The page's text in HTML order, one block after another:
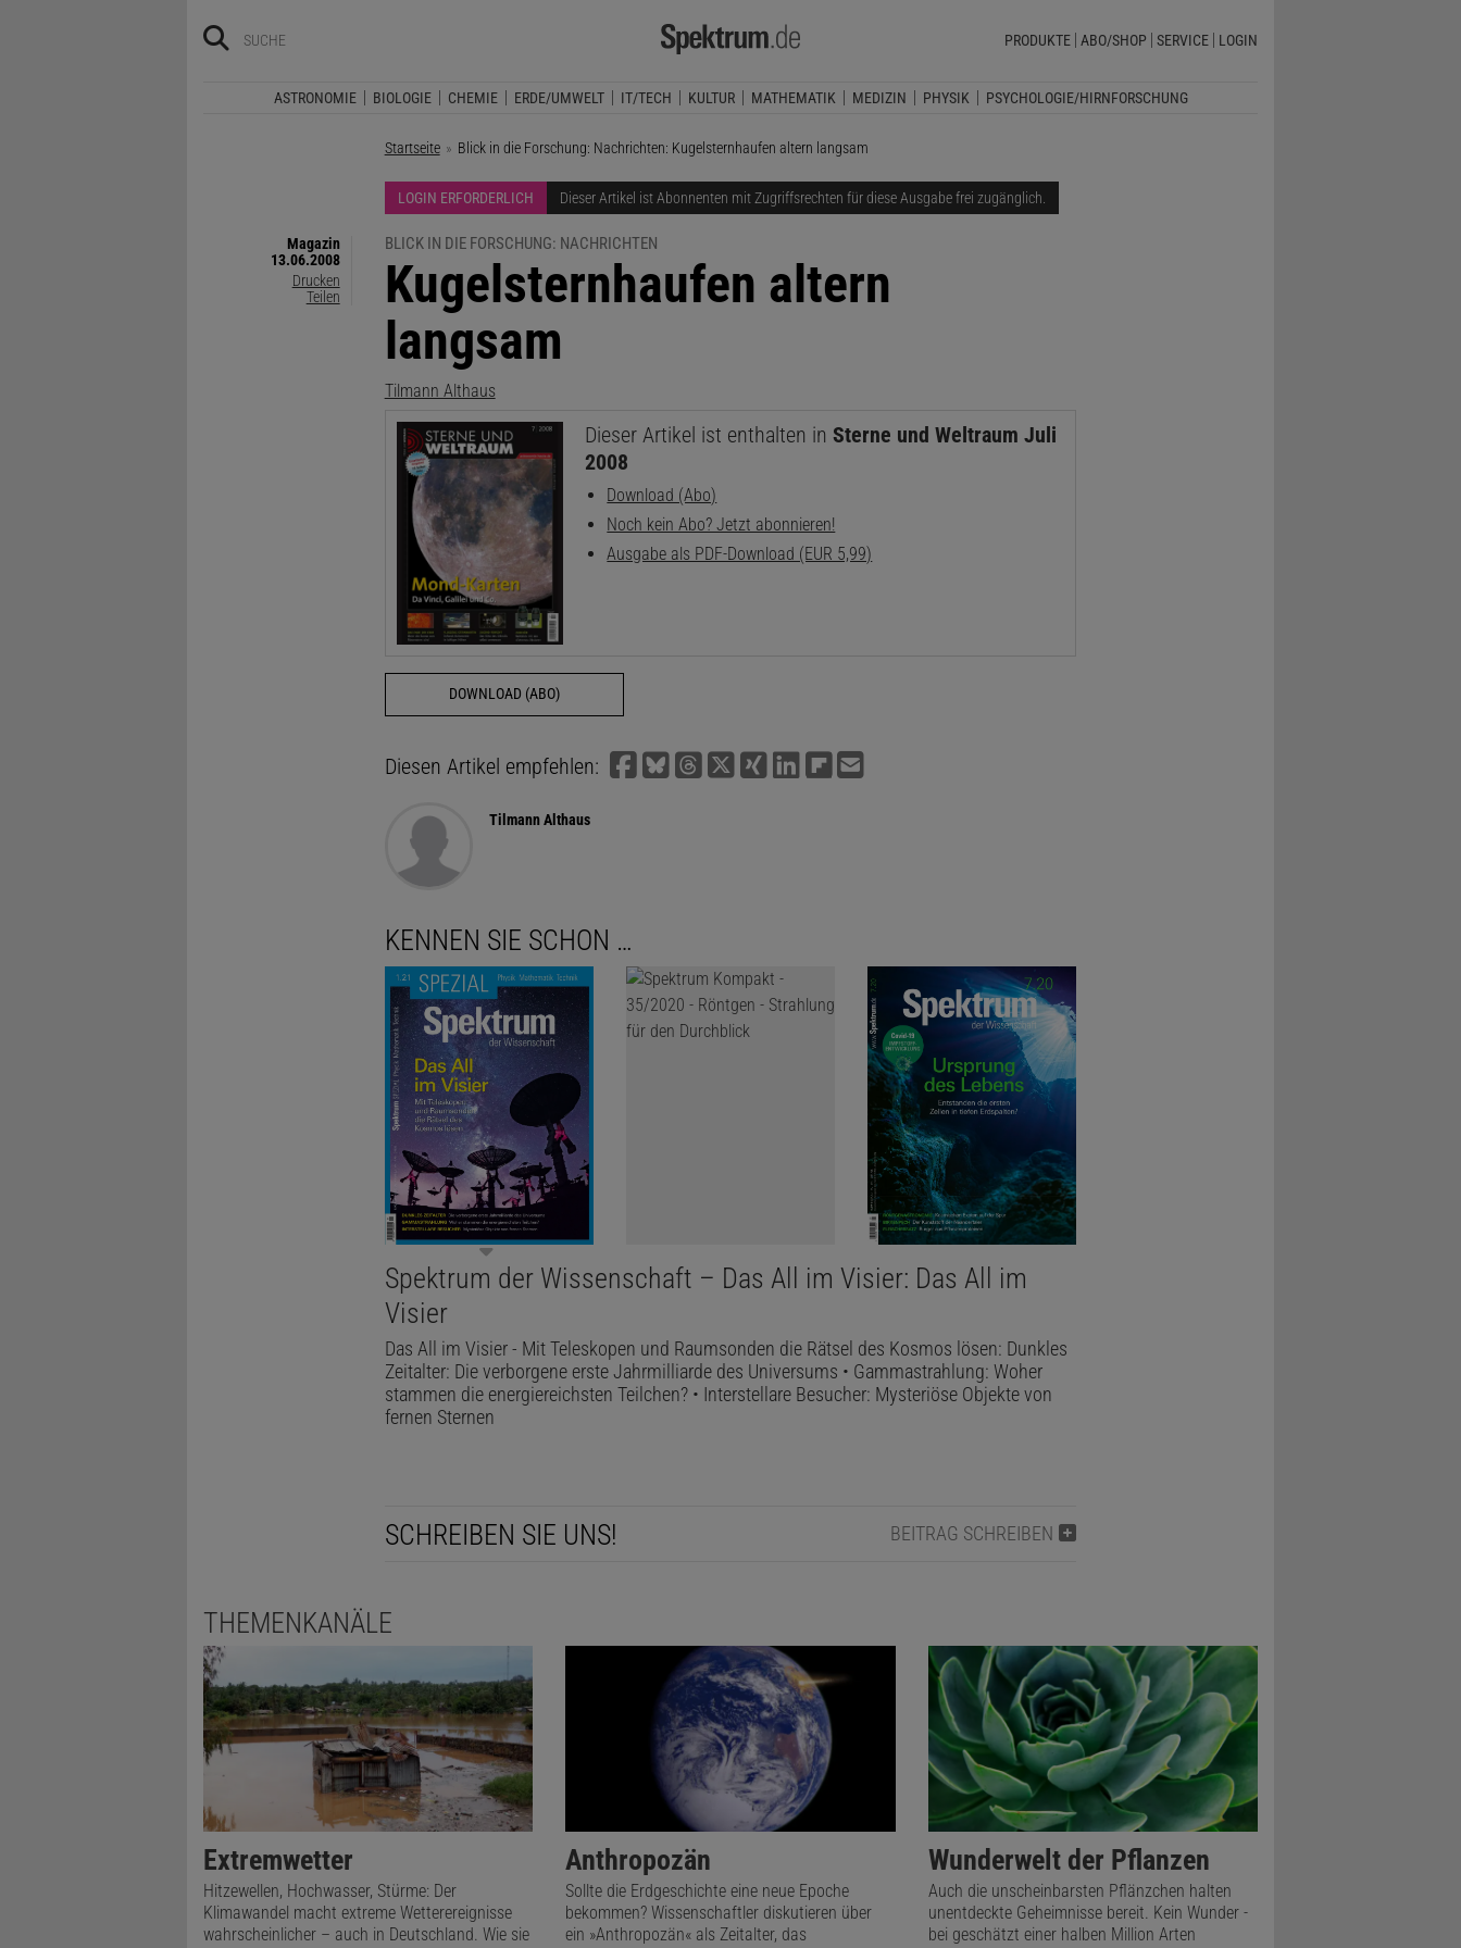
PRODUKTE ABO/SHOP SERVICE LOGIN
ASTRONOMIE BIOLOGIE CHEMIE ERDE/UMWELT IT/TECH KULTUR MATHEMATIK MEDIZIN PHYSIK PSYCHOLOGIE/HIRNFORSCHUNG
Startseite Aktuelle Seite:
Blick in die Forschung: Nachrichten: Kugelsternhaufen altern langsam
LOGIN ERFORDERLICH Dieser Artikel ist Abonnenten mit Zugriffsrechten für diese Ausgabe frei zugänglich.
Magazin
13.06.2008
Drucken
Teilen
BLICK IN DIE FORSCHUNG: NACHRICHTEN
:
Kugelsternhaufen altern
langsam
Tilmann Althaus
Dieser Artikel ist enthalten inSterne und Weltraum Juli
2008
Download (Abo)
Noch kein Abo? Jetzt abonnieren!
Ausgabe als PDF-Download (EUR 5,99)
DOWNLOAD (ABO)
Diesen Artikel empfehlen:
Tilmann Althaus
KENNEN SIE SCHON …
Spektrum der Wissenschaft – Das All im Visier: Das All im
Visier
Das All im Visier - Mit Teleskopen und Raumsonden die Rätsel des Kosmos lösen: Dunkles
Zeitalter: Die verborgene erste Jahrmilliarde des Universums • Gammastrahlung: Woher
stammen die energiereichsten Teilchen? • Interstellare Besucher: Mysteriöse Objekte von
fernen Sternen
SCHREIBEN SIE UNS! BEITRAG SCHREIBEN
THEMENKANÄLE
Extremwetter
Hitzewellen, Hochwasser, Stürme: Der
Klimawandel macht extreme Wetterereignisse
wahrscheinlicher – auch in Deutschland. Wie sie
Anthropozän
Sollte die Erdgeschichte eine neue Epoche
bekommen? Wissenschaftler diskutieren über
ein »Anthropozän« als Zeitalter, das
Wunderwelt der Pflanzen
Auch die unscheinbarsten Pflänzchen halten
unentdeckte Geheimnisse bereit. Kein Wunder -
bei geschätzt einer halben Million Arten